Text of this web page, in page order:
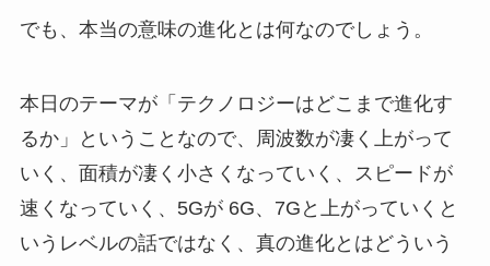
でも、本当の意味の進化とは何なのでしょう。
本日のテーマが「テクノロジーはどこまで進化す
るか」ということなので、周波数が凄く上がって
いく、面積が凄く小さくなっていく、スピードが
速くなっていく、5Gが 6G、7Gと上がっていくと
いうレベルの話ではなく、真の進化とはどういう